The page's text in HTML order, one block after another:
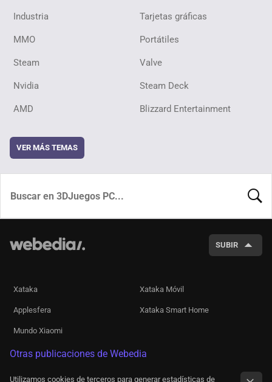
Industria Tarjetas gráficas
MMO Portátiles
Steam Valve
Nvidia Steam Deck
AMD Blizzard Entertainment
VER MÁS TEMAS
SUBIR
Xataka Xataka Móvil
Applesfera Xataka Smart Home
Mundo Xiaomi
Otras publicaciones de Webedia
Utilizamos cookies de terceros para generar estadísticas de